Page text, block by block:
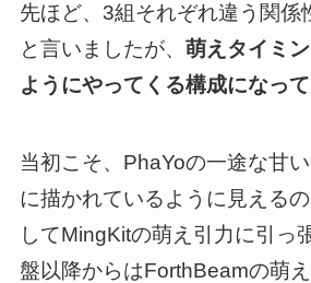
先ほど、3組それぞれ違う関係
と言いましたが、 萌えタイミ
ようにやってくる構成になって
当初こそ、PhaYoの一途な甘
に描かれているように見えるの
してMingKitの萌え引力に引っ
盤以降からはForthBeamの萌